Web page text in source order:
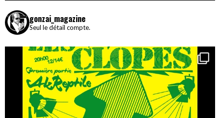
gonzai_magazine
Seul le détail compte.